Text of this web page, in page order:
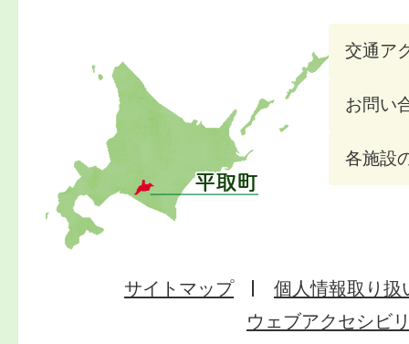
交通ア
お問い
各施設
サイトマップ
個人情報取り扱
ウェブアクセシビ